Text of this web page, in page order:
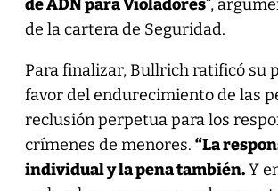
de ADN para Violadores“,
de la cartera de Seguridad.
Para finalizar, Bullrich ratificó su
favor del endurecimiento de las
reclusión perpetua para los
crímenes de menores. “La
individual y la pena también.Y